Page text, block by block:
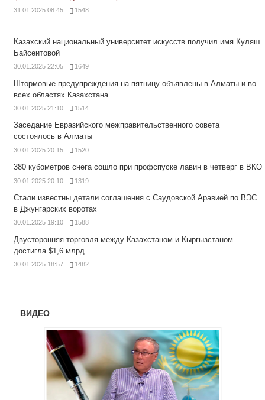
31.01.2025 08:45 1548
Казахский национальный университет искусств получил имя Куляш
Байсеитовой
30.01.2025 22:05 1649
Штормовые предупреждения на пятницу объявлены в Алматы и во
всех областях Казахстана
30.01.2025 21:10 1514
Заседание Евразийского межправительственного совета
состоялось в Алматы
30.01.2025 20:15 1520
380 кубометров снега сошло при профспуске лавин в четверг в ВКО
30.01.2025 20:10 1319
Стали известны детали соглашения с Саудовской Аравией по ВЭС
в Джунгарских воротах
30.01.2025 19:10 1588
Двусторонняя торговля между Казахстаном и Кыргызстаном
достигла $1,6 млрд
30.01.2025 18:57 1482
ВИДЕО